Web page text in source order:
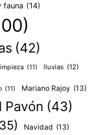
fauna (14)
(42)
(11) lluvias (12)
(11) Mariano Rajoy (13)
Pavón (43)
Navidad (13)